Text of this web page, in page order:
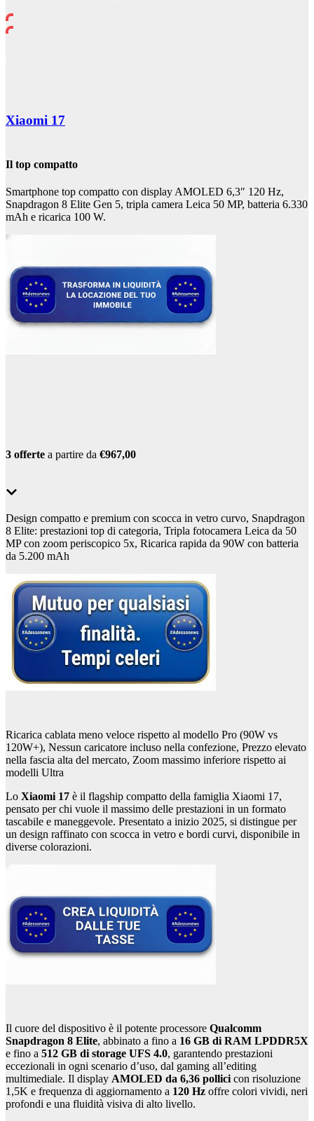
Xiaomi 17
Il top compatto
Smartphone top compatto con display AMOLED 6,3″ 120 Hz,
Snapdragon 8 Elite Gen 5, tripla camera Leica 50 MP, batteria 6.330
mAh e ricarica 100 W.
3 offerte a partire da €967,00
Design compatto e premium con scocca in vetro curvo, Snapdragon
8 Elite: prestazioni top di categoria, Tripla fotocamera Leica da 50
MP con zoom periscopico 5x, Ricarica rapida da 90W con batteria
da 5.200 mAh
Ricarica cablata meno veloce rispetto al modello Pro (90W vs
120W+), Nessun caricatore incluso nella confezione, Prezzo elevato
nella fascia alta del mercato, Zoom massimo inferiore rispetto ai
modelli Ultra
Lo Xiaomi 17 è il flagship compatto della famiglia Xiaomi 17,
pensato per chi vuole il massimo delle prestazioni in un formato
tascabile e maneggevole. Presentato a inizio 2025, si distingue per
un design raffinato con scocca in vetro e bordi curvi, disponibile in
diverse colorazioni.
Il cuore del dispositivo è il potente processore Qualcomm
Snapdragon 8 Elite, abbinato a fino a 16 GB di RAM LPDDR5X
e fino a 512 GB di storage UFS 4.0, garantendo prestazioni
eccezionali in ogni scenario d’uso, dal gaming all’editing
multimediale. Il display AMOLED da 6,36 pollici con risoluzione
1,5K e frequenza di aggiornamento a 120 Hz offre colori vividi, neri
profondi e una fluidità visiva di alto livello.